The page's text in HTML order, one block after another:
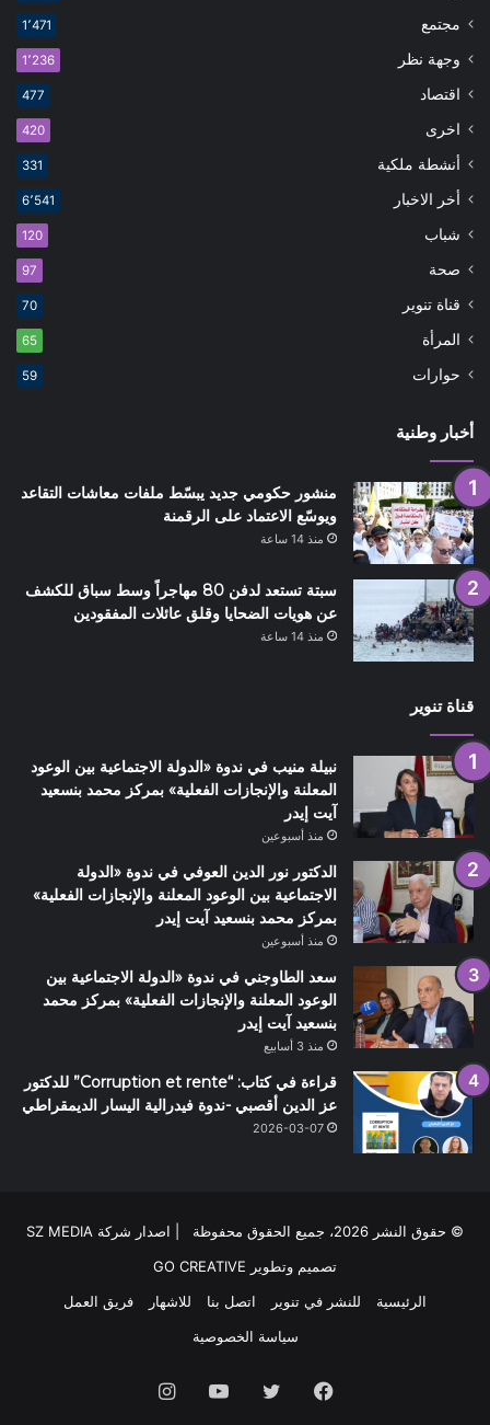
مجتمع 1٬471
وجهة نظر 1٬236
اقتصاد 477
اخرى 420
أنشطة ملكية 331
أخر الاخبار 6٬541
شباب 120
صحة 97
قناة تنوير 70
المرأة 65
حوارات 59
أخبار وطنية
منشور حكومي جديد يبسّط ملفات معاشات التقاعد
ويوسّع الاعتماد على الرقمنة
منذ 14 ساعة
سبتة تستعد لدفن 80 مهاجراً وسط سباق للكشف
عن هويات الضحايا وقلق عائلات المفقودين
منذ 14 ساعة
قناة تنوير
نبيلة منيب في ندوة «الدولة الاجتماعية بين الوعود
المعلنة والإنجازات الفعلية» بمركز محمد بنسعيد
آيت إيدر
منذ أسبوعين
الدكتور نور الدين العوفي في ندوة «الدولة
الاجتماعية بين الوعود المعلنة والإنجازات الفعلية»
بمركز محمد بنسعيد آيت إيدر
منذ أسبوعين
سعد الطاوجني في ندوة «الدولة الاجتماعية بين
الوعود المعلنة والإنجازات الفعلية» بمركز محمد
بنسعيد آيت إيدر
منذ 3 أسابيع
قراءة في كتاب: “Corruption et rente” للدكتور
عز الدين أقصبي -ندوة فيدرالية اليسار الديمقراطي
2026-03-07
© حقوق النشر 2026، جميع الحقوق محفوظة | اصدار شركة SZ MEDIA
تصميم وتطوير GO CREATIVE
الرئيسية
للنشر في تنوير اتصل بنا للاشهار
فريق العمل
سياسة الخصوصية
فيسبوك تويتر يوتيوب